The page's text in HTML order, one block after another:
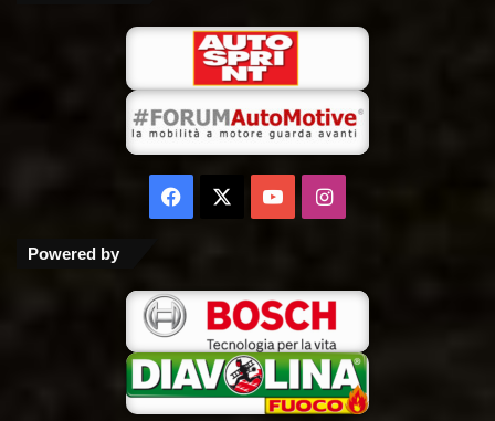
Facebook
You Instagram
Powered by